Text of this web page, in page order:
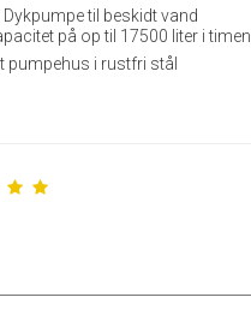
til beskidt vand
på op til 17500 liter i timen
pumpehus i rustfri stål